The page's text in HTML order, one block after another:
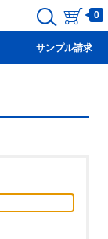
0
サンプル請求